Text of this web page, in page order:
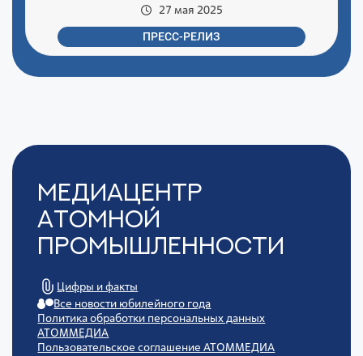
27 мая 2025
ПРЕСС-РЕЛИЗ
Медиацентр
Атомной
Промышленности
Цифры и факты
Все новости юбилейного года
Политика обработки персональных данных
АТОММЕДИА
Пользовательское соглашение АТОММЕДИА